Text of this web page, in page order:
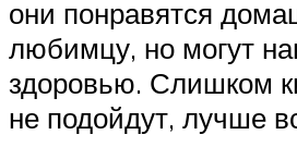
они понравятся
любимцу, но могут
здоровью. Слишком
не подойдут, лучше